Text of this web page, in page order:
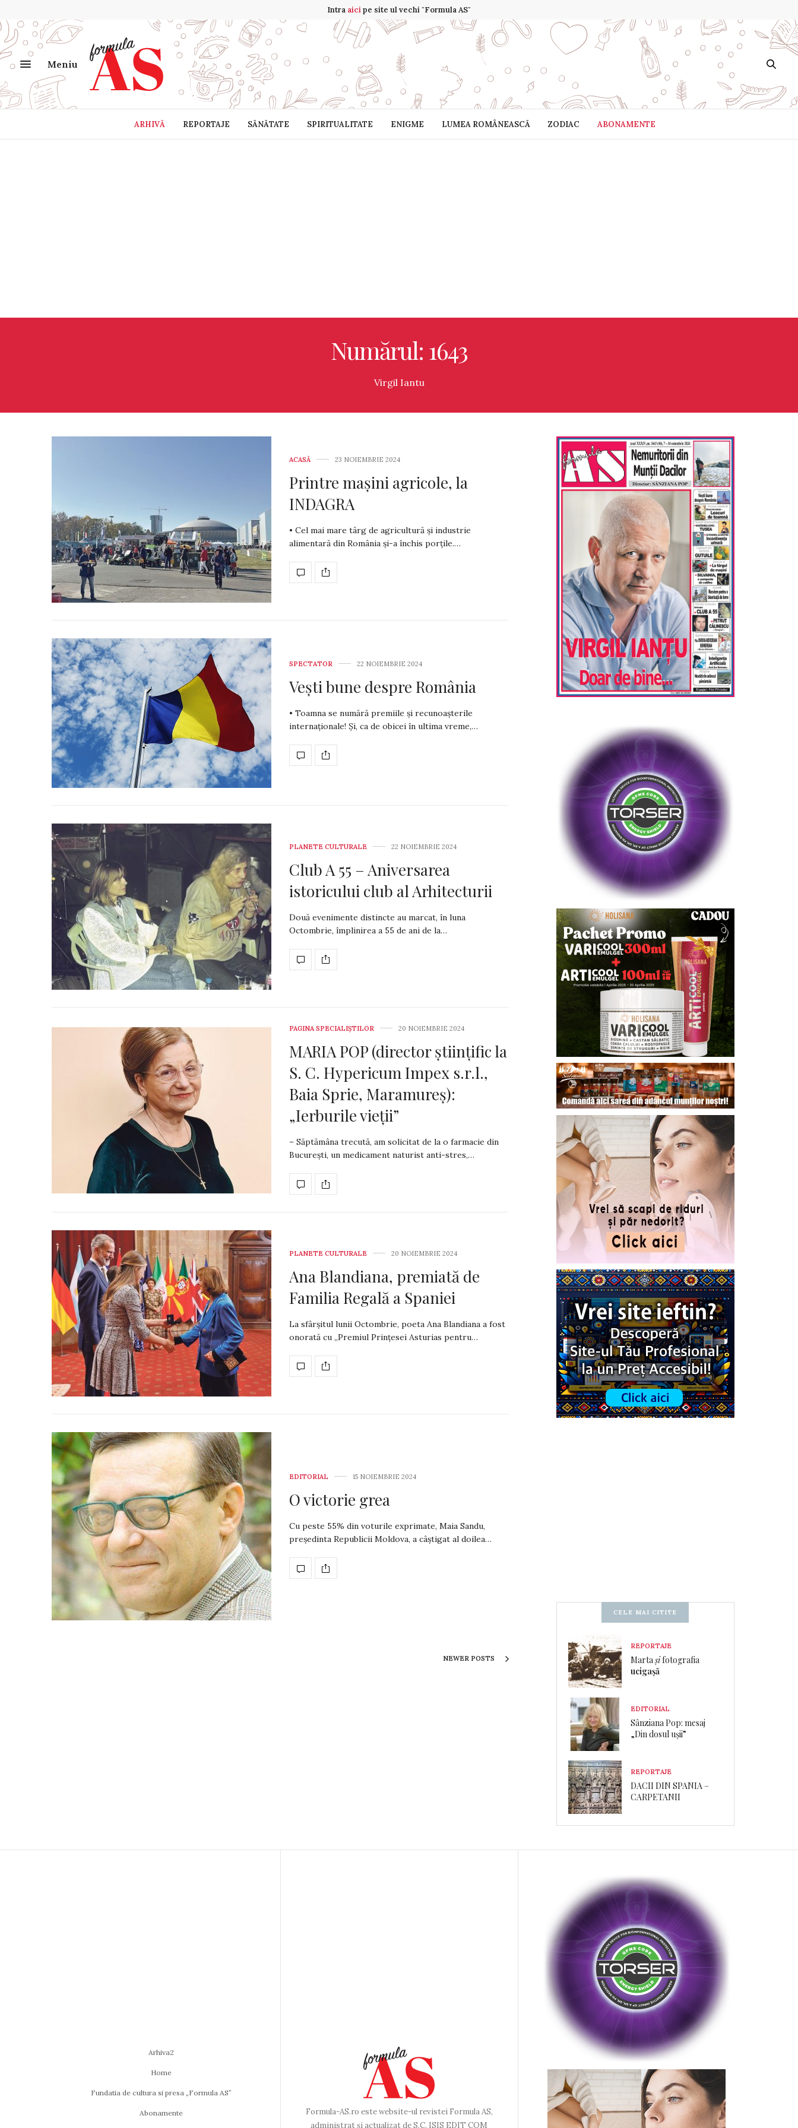
Intra aicipe site ul vechi "Formula AS"
Meniu
ARHIVĂ REPORTAJE SĂNĂTATE SPIRITUALITATE ENIGME LUMEA ROMÂNEASCĂ ZODIAC ABONAMENTE
Numărul: 1643
Virgil Iantu
ACASĂ 23 NOIEMBRIE 2024
Printre mașini agricole, la
INDAGRA
• Cel mai mare târg de agricultură și industrie
alimentară din România și-a închis porțile.…
SPECTATOR 22 NOIEMBRIE 2024
Vești bune despre România
• Toamna se numără premiile și recunoașterile
internaționale! Și, ca de obicei în ultima vreme,…
PLANETE CULTURALE 22 NOIEMBRIE 2024
Club A 55 – Aniversarea
istoricului club al Arhitecturii
Două evenimente distincte au marcat, în luna
Octombrie, împlinirea a 55 de ani de la…
PAGINA SPECIALIȘTILOR 20 NOIEMBRIE 2024
MARIA POP (director științific la
S. C. Hypericum Impex s.r.l.,
Baia Sprie, Maramureș):
„Ierburile vieții”
– Săptămâna trecută, am solicitat de la o farmacie din
București, un medicament naturist anti-stres,…
PLANETE CULTURALE 20 NOIEMBRIE 2024
Ana Blandiana, premiată de
Familia Regală a Spaniei
La sfârșitul lunii Octombrie, poeta Ana Blandiana a fost
onorată cu „Premiul Prinţesei Asturias pentru…
EDITORIAL 15 NOIEMBRIE 2024
O victorie grea
Cu peste 55% din voturile exprimate, Maia Sandu,
preşedinta Republicii Moldova, a câștigat al doilea…
NEWER POSTS
CELE MAI CITITE
REPORTAJE
Martașifotografia
ucigașă
EDITORIAL
Sânziana Pop: mesaj
„Din dosul ușii”
REPORTAJE
DACII DIN SPANIA –
CARPETANII
Arhiva2
Home
Fundatia de cultura si presa „Formula AS”
Abonamente
Formula-AS.ro este website-ul revistei Formula AS,
administrat și actualizat de S.C. ISIS EDIT COM